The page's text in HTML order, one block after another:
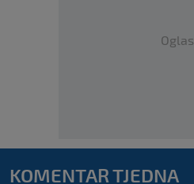
Oglas
KOMENTAR TJEDNA